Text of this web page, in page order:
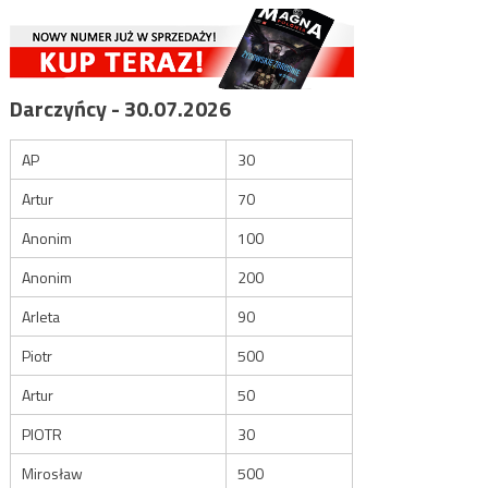
Darczyńcy - 30.07.2026
AP
30
Artur
70
Anonim
100
Anonim
200
Arleta
90
Piotr
500
Artur
50
PIOTR
30
Mirosław
500